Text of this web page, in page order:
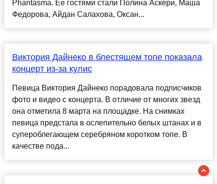
Phantasma. Ее гостями стали Полина Аскери, Маша
Федорова, Айдан Салахова, Оксан...
Виктория Дайнеко в блестящем топе показала
концерт из-за кулис
Певица Виктория Дайнеко порадовала подписчиков
фото и видео с концерта. В отличие от многих звезд
она отметила 8 марта на площадке. На снимках
певица предстала в ослепительно белых штанах и в
супероблегающем серебряном коротком топе. В
качестве пода...